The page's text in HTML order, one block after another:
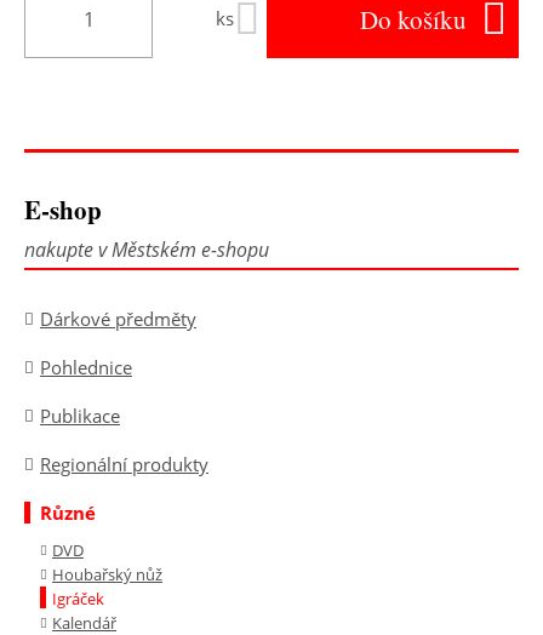
ks Do košíku
E-shop
nakupte v Městském e-shopu
Dárkové předměty
Pohlednice
Publikace
Regionální produkty
Různé
DVD
Houbařský nůž
Igráček
Kalendář